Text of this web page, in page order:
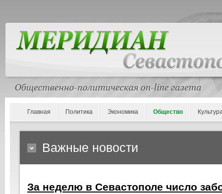
Главная Политика Экономика Общество
Важные новости
За неделю в Севастополе число